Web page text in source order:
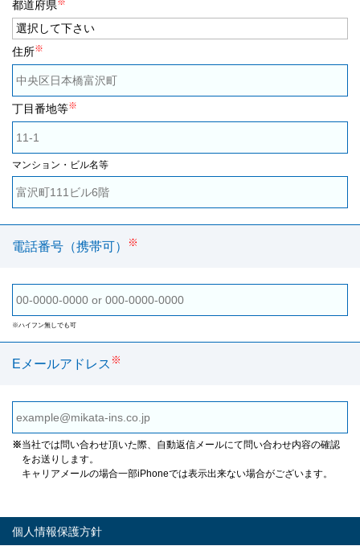
都道府県
住所※
丁目番地等※
マンション・ビル名等
電話番号（携帯可） ※
※ハイフン無しでも可
Eメールアドレス ※
※当社では問い合わせ頂いた際、自動返信メールにて問い合わせ内容の確認
をお送りします。
キャリアメールの場合一部iPhoneでは表示出来ない場合がございます。
個人情報保護方針